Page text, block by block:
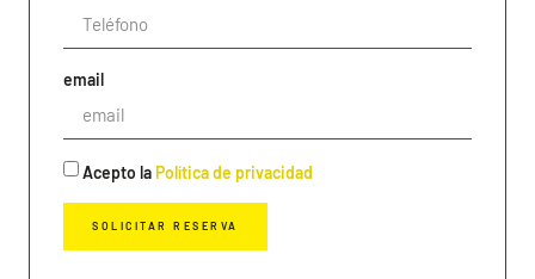
email
Acepto la Política de privacidad
SOLICITAR RESERVA